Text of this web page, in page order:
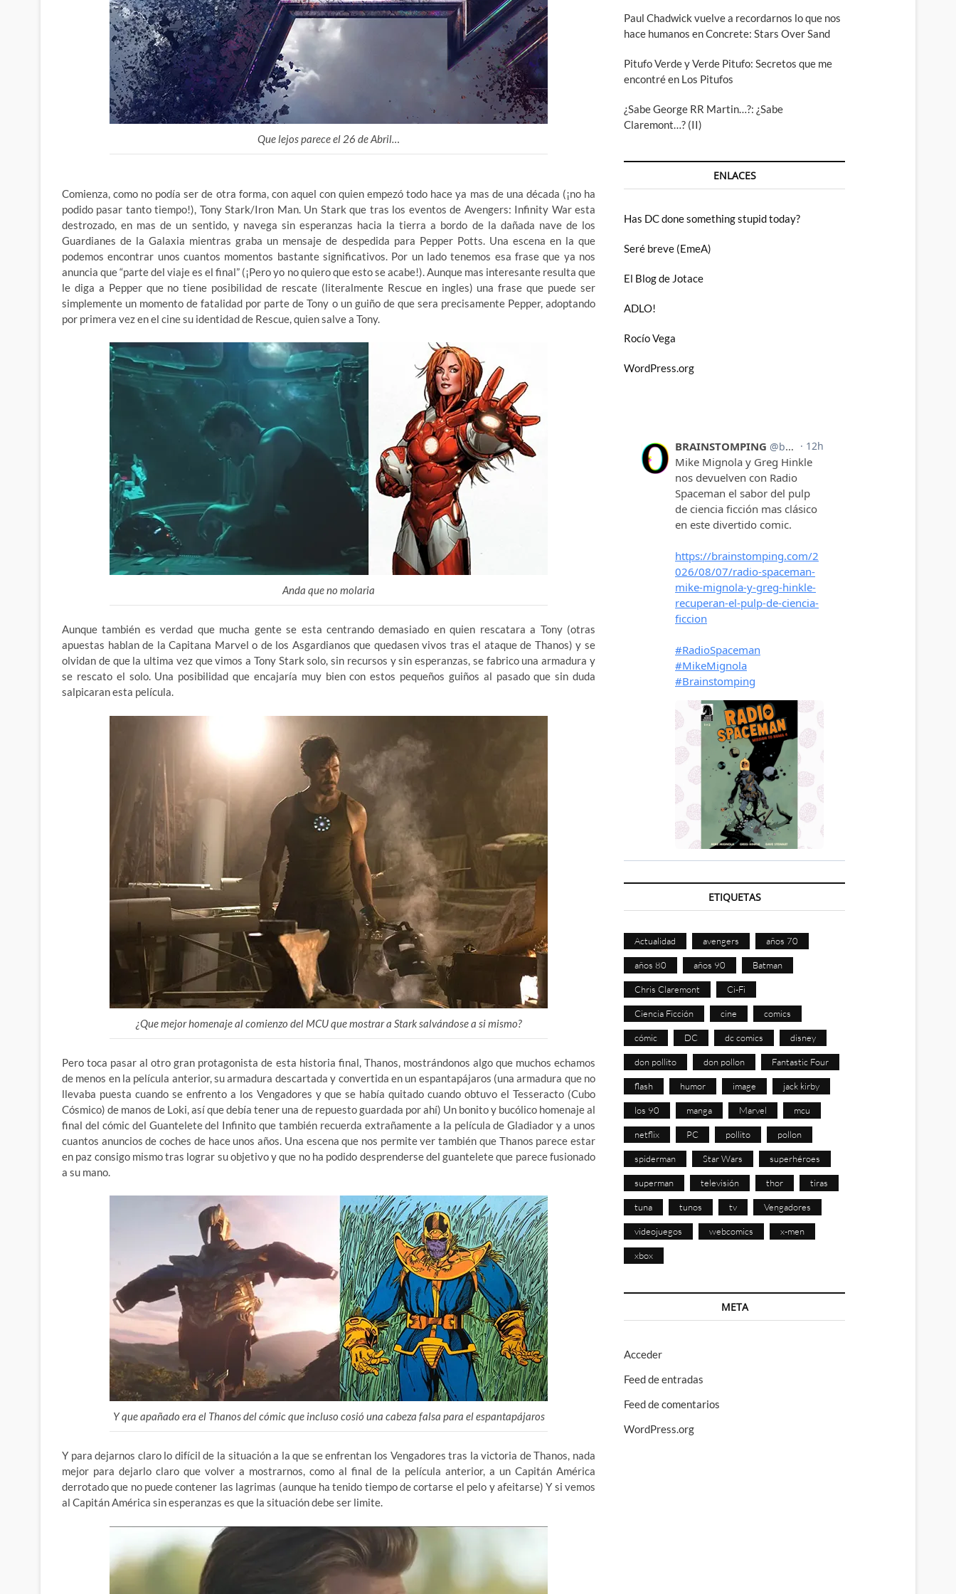
Que lejos parece el 26 de Abril…
Comienza, como no podía ser de otra forma, con aquel con quien empezó todo hace ya mas de una década (¡no ha
podido pasar tanto tiempo!), Tony Stark/Iron Man. Un Stark que tras los eventos de Avengers: Infinity War esta
destrozado, en mas de un sentido, y navega sin esperanzas hacia la tierra a bordo de la dañada nave de los
Guardianes de la Galaxia mientras graba un mensaje de despedida para Pepper Potts. Una escena en la que
podemos encontrar unos cuantos momentos bastante significativos. Por un lado tenemos esa frase que ya nos
anuncia que “parte del viaje es el final” (¡Pero yo no quiero que esto se acabe!). Aunque mas interesante resulta que
le diga a Pepper que no tiene posibilidad de rescate (literalmente Rescue en ingles) una frase que puede ser
simplemente un momento de fatalidad por parte de Tony o un guiño de que sera precisamente Pepper, adoptando
por primera vez en el cine su identidad de Rescue, quien salve a Tony.
Anda que no molaria
Aunque también es verdad que mucha gente se esta centrando demasiado en quien rescatara a Tony (otras
apuestas hablan de la Capitana Marvel o de los Asgardianos que quedasen vivos tras el ataque de Thanos) y se
olvidan de que la ultima vez que vimos a Tony Stark solo, sin recursos y sin esperanzas, se fabrico una armadura y
se rescato el solo. Una posibilidad que encajaría muy bien con estos pequeños guiños al pasado que sin duda
salpicaran esta película.
¿Que mejor homenaje al comienzo del MCU que mostrar a Stark salvándose a si mismo?
Pero toca pasar al otro gran protagonista de esta historia final, Thanos, mostrándonos algo que muchos echamos
de menos en la película anterior, su armadura descartada y convertida en un espantapájaros (una armadura que no
llevaba puesta cuando se enfrento a los Vengadores y que se había quitado cuando obtuvo el Tesseracto (Cubo
Cósmico) de manos de Loki, así que debía tener una de repuesto guardada por ahí) Un bonito y bucólico homenaje al
final del cómic del Guantelete del Infinito que también recuerda extrañamente a la película de Gladiador y a unos
cuantos anuncios de coches de hace unos años. Una escena que nos permite ver también que Thanos parece estar
en paz consigo mismo tras lograr su objetivo y que no ha podido desprenderse del guantelete que parece fusionado
a su mano.
Y que apañado era el Thanos del cómic que incluso cosió una cabeza falsa para el espantapájaros
Y para dejarnos claro lo difícil de la situación a la que se enfrentan los Vengadores tras la victoria de Thanos, nada
mejor para dejarlo claro que volver a mostrarnos, como al final de la película anterior, a un Capitán América
derrotado que no puede contener las lagrimas (aunque ha tenido tiempo de cortarse el pelo y afeitarse) Y si vemos
al Capitán América sin esperanzas es que la situación debe ser limite.
Paul Chadwick vuelve a recordarnos lo que nos
hace humanos en Concrete: Stars Over Sand
Pitufo Verde y Verde Pitufo: Secretos que me
encontré en Los Pitufos
¿Sabe George RR Martin…?: ¿Sabe
Claremont…? (II)
ENLACES
Has DC done something stupid today?
Seré breve (EmeA)
El Blog de Jotace
ADLO!
Rocío Vega
WordPress.org
ETIQUETAS
Actualidad avengers años 70
años 80 años 90 Batman
Chris Claremont Ci-Fi
Ciencia Ficción cine comics
cómic DC dc comics disney
don pollito don pollon Fantastic Four
flash humor image jack kirby
los 90 manga Marvel mcu
netflix PC pollito pollon
spiderman Star Wars superhéroes
superman televisión thor tiras
tuna tunos tv Vengadores
videojuegos webcomics x-men
xbox
META
Acceder
Feed de entradas
Feed de comentarios
WordPress.org